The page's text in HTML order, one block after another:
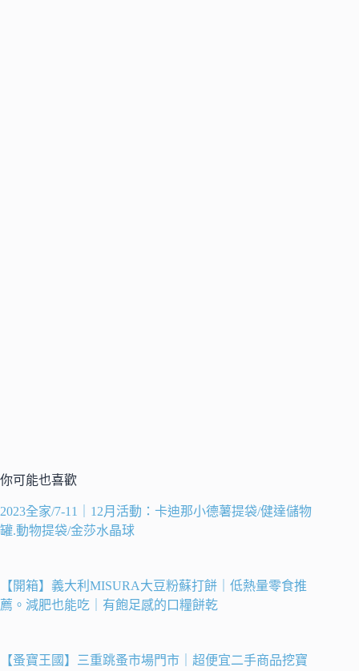
你可能也喜歡
2023全家/7-11｜12月活動：卡迪那小德薯提袋/健達儲物
罐.動物提袋/金莎水晶球
【開箱】義大利MISURA大豆粉蘇打餅｜低熱量零食推
薦。減肥也能吃｜有飽足感的口糧餅乾
【蚤寶王國】三重跳蚤市場門市｜超便宜二手商品挖寶